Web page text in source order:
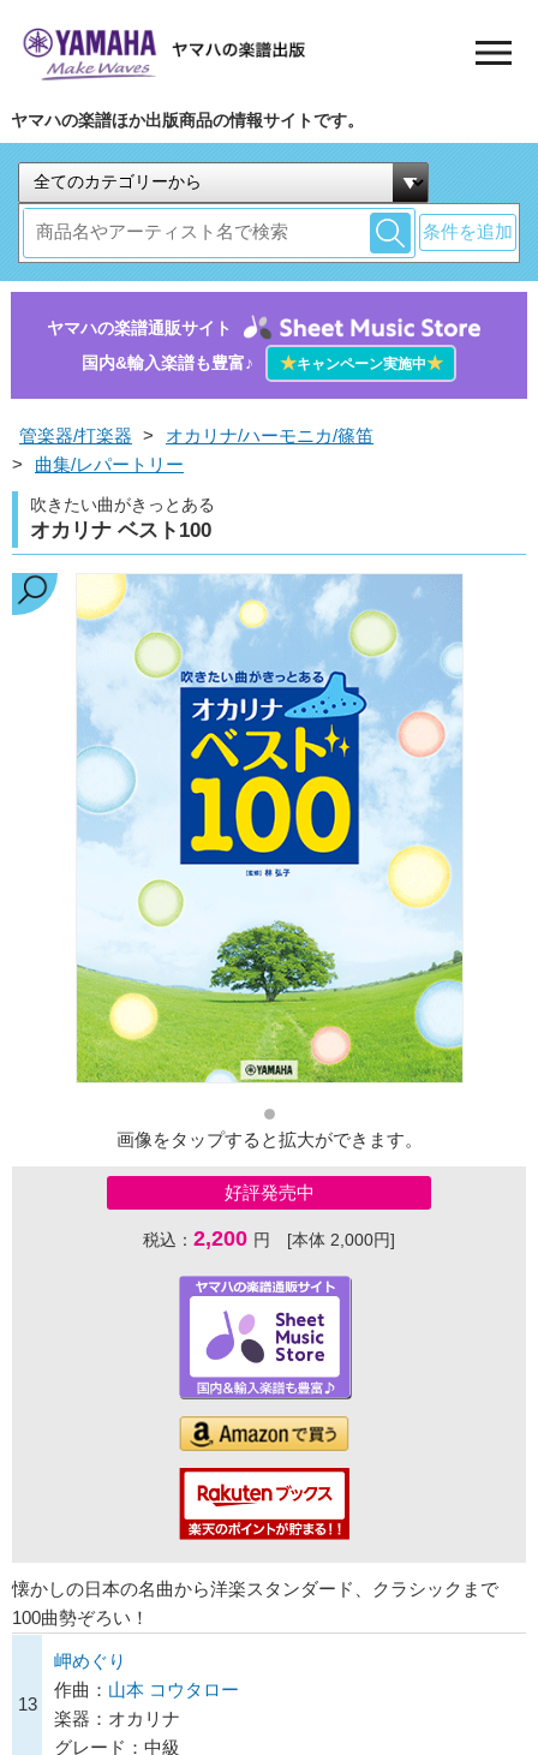
ヤマハの楽譜ほか出版商品の情報サイトです。
条件を追加
ヤマハの楽譜通販サイト
国内&輸入楽譜も豊富♪
★キャンペーン実施中★
管楽器/打楽器 >
オカリナ/ハーモニカ/篠笛
>
曲集/レパートリー
吹きたい曲がきっとある
オカリナ ベスト100
画像をタップすると拡大ができます。
好評発売中
税込： 2,200 円 [本体 2,000円]
懐かしの日本の名曲から洋楽スタンダード、クラシックまで
100曲勢ぞろい！
13
岬めぐり
作曲： 山本 コウタロー
楽器：オカリナ
グレード：中級